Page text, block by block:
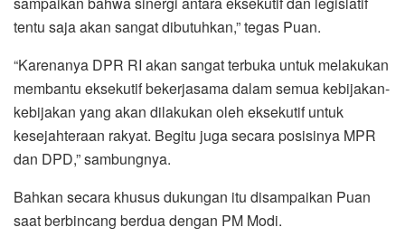
tentu saja akan sangat dibutuhkan,” tegas Puan.
“Karenanya DPR RI akan sangat terbuka untuk melakukan
membantu eksekutif bekerjasama dalam semua kebijakan-
kebijakan yang akan dilakukan oleh eksekutif untuk
kesejahteraan rakyat. Begitu juga secara posisinya MPR
dan DPD,” sambungnya.
Bahkan secara khusus dukungan itu disampaikan Puan
saat berbincang berdua dengan PM Modi.